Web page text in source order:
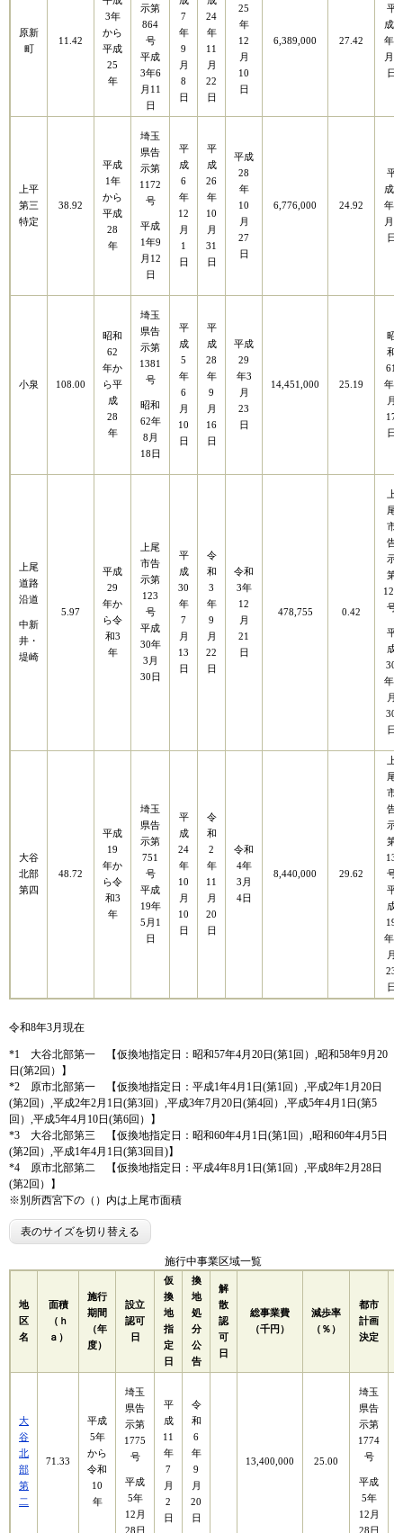
原新
町
11.42
3年
から
平成
25
年
示第
864
号
平成
3年6
月11
日
7
年
9
月
8
日
24
年
11
月
22
日
25
年
12
月
10
日
6,389,000 27.42
平
成3
年3
月5
日
上平
第三
特定
38.92
平成
1年
から
平成
28
年
埼玉
県告
示第
1172
号
平成
1年9
月12
日
平
成
6
年
12
月
1
日
平
成
26
年
10
月
31
日
平成
28
年
10
月
27
日
6,776,000 24.92
平
成1
年9
月5
日
小泉 108.00
昭和
62
年か
ら平
成
28
年
埼玉
県告
示第
1381
号
昭和
62年
8月
18日
平
成
5
年
6
月
10
日
平
成
28
年
9
月
16
日
平成
29
年3
月
23
日
14,451,000 25.19
昭
和
61
年1
月
17
日
上尾
道路
沿道
中新
井・
堤崎
5.97
平成
29
年か
ら令
和3
年
上尾
市告
示第
123
号
平成
30年
3月
30日
平
成
30
年
7
月
13
日
令
和
3
年
9
月
22
日
令和
3年
12
月
21
日
478,755 0.42
上
尾
市
告
示
第
121
号
平
成
30
年3
月
30
日
大谷
北部
第四
48.72
平成
19
年か
ら令
和3
年
埼玉
県告
示第
751
号
平成
19年
5月1
日
平
成
24
年
10
月
10
日
令
和
2
年
11
月
20
日
令和
4年
3月
4日
8,440,000 29.62
上
尾
市
告
示
第
13
号
平
成
19
年1
月
23
日
令和8年3月現在
*1 大谷北部第一 【仮換地指定日：昭和57年4月20日(第1回）,昭和58年9月20
日(第2回）】
*2 原市北部第一 【仮換地指定日：平成1年4月1日(第1回）,平成2年1月20日
(第2回）,平成2年2月1日(第3回）,平成3年7月20日(第4回）,平成5年4月1日(第5
回）,平成5年4月10日(第6回）】
*3 大谷北部第三 【仮換地指定日：昭和60年4月1日(第1回）,昭和60年4月5日
(第2回）,平成1年4月1日(第3回目)】
*4 原市北部第二 【仮換地指定日：平成4年8月1日(第1回）,平成8年2月28日
(第2回）】
※別所西宮下の（）内は上尾市面積
表のサイズを切り替える
施行中事業区域一覧
地
区
名
面積
（ｈ
ａ）
施行
期間
（年
度）
設立
認可
日
仮
換
地
指
定
日
換
地
処
分
公
告
解
散
認
可
日
総事業費
（千円）
減歩率
（％）
都市
計画
決定
大
谷
北
部
第
二
71.33
平成
5年
から
令和
10
年
埼玉
県告
示第
1775
号
平成
5年
12月
28日
平
成
11
年
7
月
2
日
令
和
6
年
9
月
20
日
13,400,000 25.00
埼玉
県告
示第
1774
号
平成
5年
12月
28日